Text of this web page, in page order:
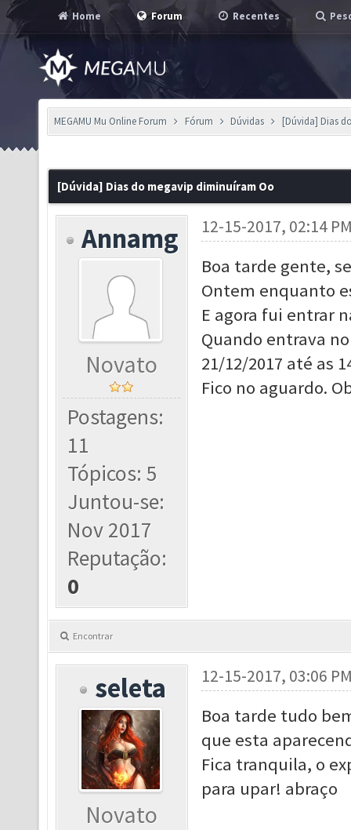
Home Forum Recentes
MEGAMU Mu Online Forum Fórum Dúvidas [Dúvida] Dias
[Dúvida] Dias do megavip diminuíram Oo
Annamg
Novato
Postagens:
11
Tópicos: 5
Juntou-se:
Nov 2017
Reputação:
0
12-15-2017, 02:14
Boa tarde gente,
Ontem enquanto
E agora fui entrar
Quando entrava
21/12/2017 até as
Fico no aguardo.
Encontrar
seleta
Novato
12-15-2017, 03:06
Boa tarde tudo
que esta
Fica tranquila, o
para upar! abraço